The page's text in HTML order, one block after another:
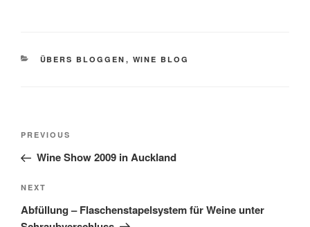
CATEGORIES
ÜBERS BLOGGEN , WINE BLOG
Post
Previous
Post
PREVIOUS
Wine Show 2009 in Auckland
Next
Post
NEXT
Abfüllung – Flaschenstapelsystem für Weine unter